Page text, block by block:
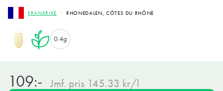
FRANKRIKE RHONEDALEN, CÔTES DU RHÔNE
0.4g
109:- Jmf. pris 145.33 kr/l